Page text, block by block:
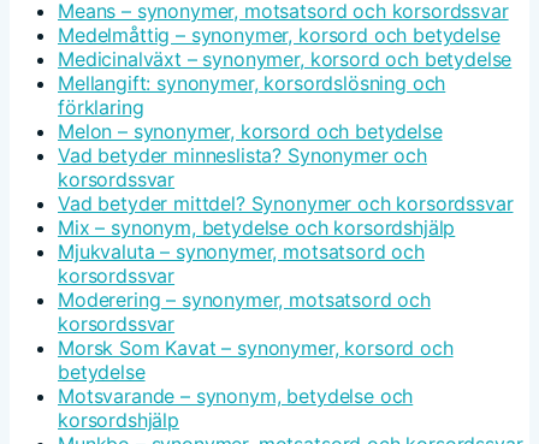
Means – synonymer, motsatsord och korsordssvar
Medelmåttig – synonymer, korsord och betydelse
Medicinalväxt – synonymer, korsord och betydelse
Mellangift: synonymer, korsordslösning och
förklaring
Melon – synonymer, korsord och betydelse
Vad betyder minneslista? Synonymer och
korsordssvar
Vad betyder mittdel? Synonymer och korsordssvar
Mix – synonym, betydelse och korsordshjälp
Mjukvaluta – synonymer, motsatsord och
korsordssvar
Moderering – synonymer, motsatsord och
korsordssvar
Morsk Som Kavat – synonymer, korsord och
betydelse
Motsvarande – synonym, betydelse och
korsordshjälp